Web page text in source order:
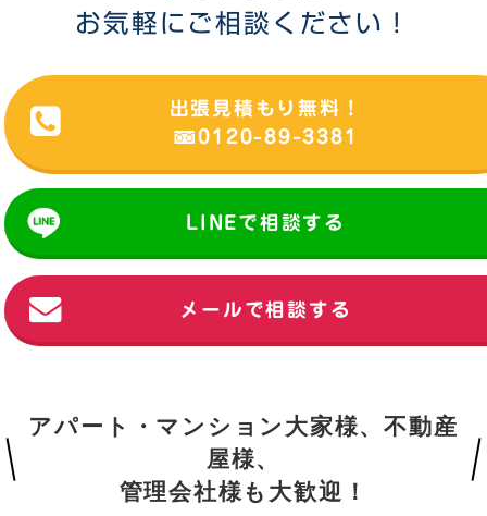
お気軽にご相談ください！
出張見積もり無料！
0120-89-3381
LINEで相談する
メールで相談する
アパート・マンション大家様、不動産
屋様、
管理会社様も大歓迎！